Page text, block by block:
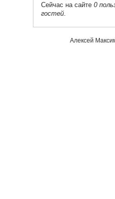
Сейчас на сайте 0
гостей
Алексей